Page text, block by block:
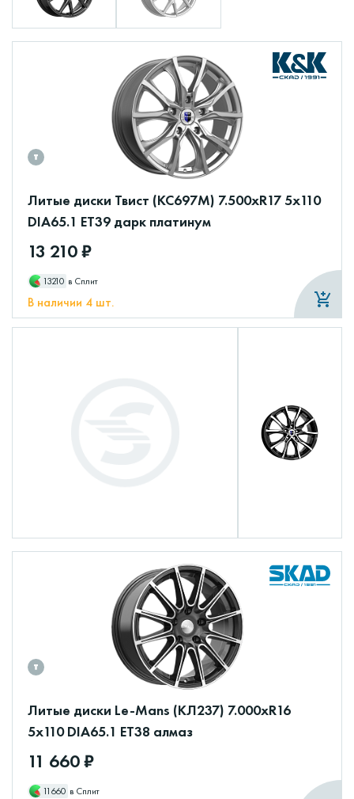
Литые диски Твист (КС697М) 7.500xR17 5x110
DIA65.1 ET39 дарк платинум
13 210 ₽
13210 в Сплит
В наличии 4 шт.
Литые диски Le-Mans (КЛ237) 7.000xR16
5x110 DIA65.1 ET38 алмаз
11 660 ₽
11660 в Сплит